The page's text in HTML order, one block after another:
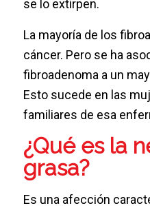
se lo extirpen.
La mayoría de los
cáncer. Pero se ha
fibroadenoma a un
Esto sucede en las
familiares de esa
¿Qué es la
grasa?
Es una afección